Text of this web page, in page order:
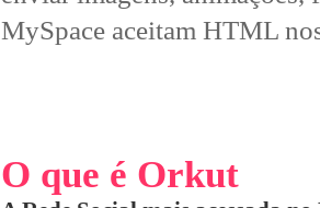
MySpace aceitam HTML
O que é Orkut